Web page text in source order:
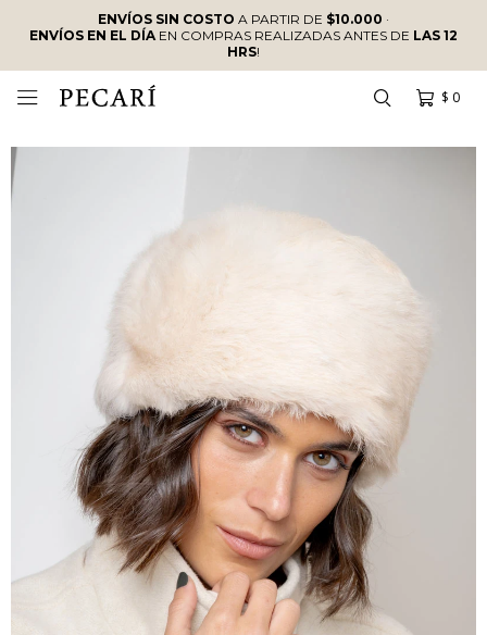
ENVÍOS SIN COSTO A PARTIR DE $10.000 ·
ENVÍOS EN EL DÍAEN COMPRAS REALIZADAS ANTES DE LAS 12
HRS!
$ 0
